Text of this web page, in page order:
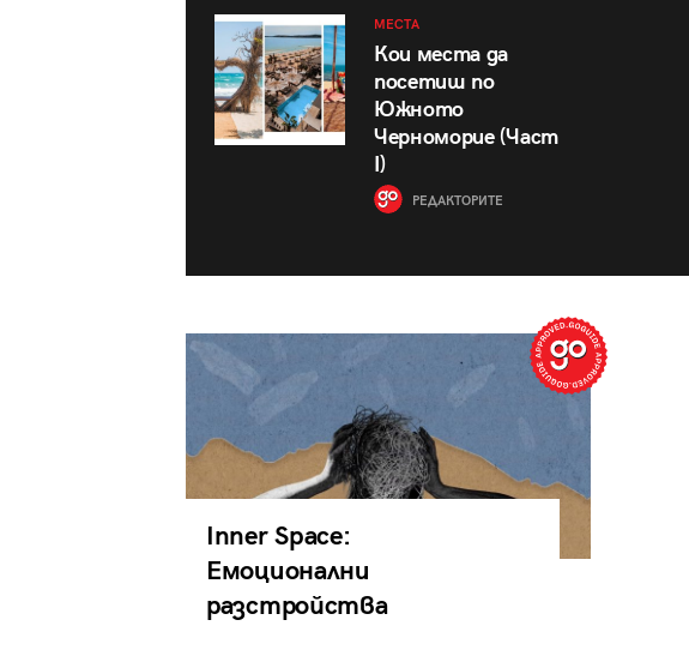
МЕСТА
Кои места да
посетиш по
Южното
Черноморие (Част
I)
РЕДАКТОРИТЕ
Inner Space:
Емоционални
разстройства